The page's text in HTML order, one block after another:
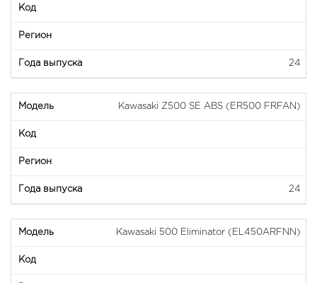
24
Kawasaki Z500 SE ABS (ER500 FRFAN)
24
Kawasaki 500 Eliminator (EL450ARFNN)